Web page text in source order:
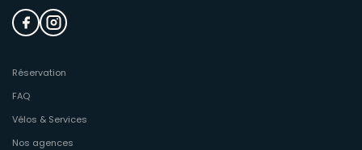
Réservation
FAQ
Vélos & Services
Nos agences